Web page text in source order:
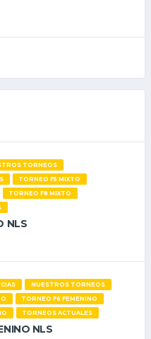
TORNEOS
TORNEO F5 MIXTO
TORNEO F8 MIXTO
NLS
NUESTROS TORNEOS
TORNEO F6 FEMENINO
TORNEOS ACTUALES
NLS